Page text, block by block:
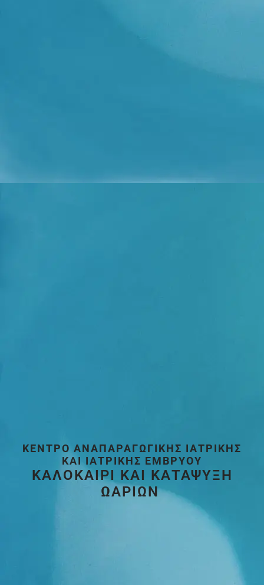
ΚΈΝΤΡΟ ΑΝΑΠΑΡΑΓΩΓΙΚΉΣ ΙΑΤΡΙΚΉΣ
ΚΑΙ ΙΑΤΡΙΚΉΣ ΕΜΒΡΎΟΥ
ΚΑΛΟΚΑΙΡΙ ΚΑΙ ΚΑΤΑΨΥΞΗ
ΩΑΡΙΩΝ